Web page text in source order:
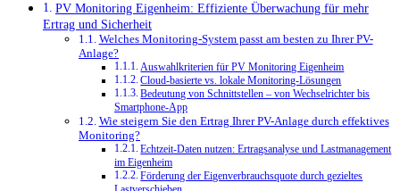
PV Monitoring Eigenheim: Effiziente Überwachung für mehr
Ertrag und Sicherheit
Welches Monitoring-System passt am besten zu Ihrer PV-
Anlage?
Auswahlkriterien für PV Monitoring Eigenheim
Cloud-basierte vs. lokale Monitoring-Lösungen
Bedeutung von Schnittstellen – von Wechselrichter bis
Smartphone-App
Wie steigern Sie den Ertrag Ihrer PV-Anlage durch effektives
Monitoring?
Echtzeit-Daten nutzen: Ertragsanalyse und Lastmanagement
im Eigenheim
Förderung der Eigenverbrauchsquote durch gezieltes